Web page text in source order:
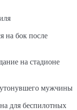
на бок после
на стадионе
мужчины
для беспилотных